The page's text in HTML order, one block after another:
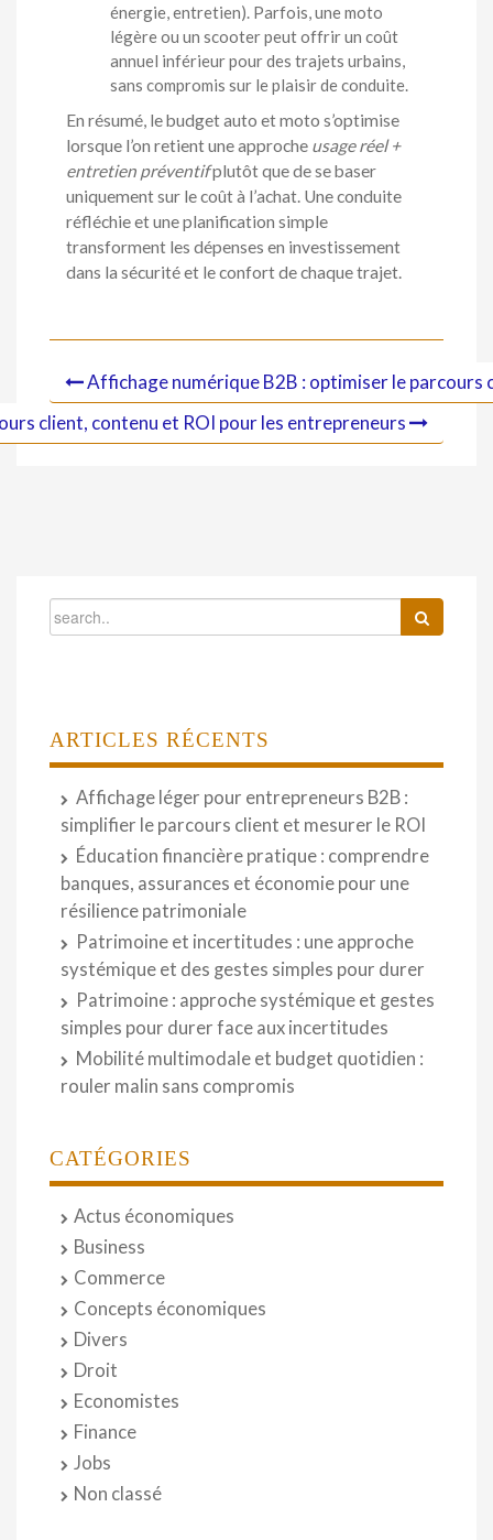
énergie, entretien). Parfois, une moto
légère ou un scooter peut offrir un coût
annuel inférieur pour des trajets urbains,
sans compromis sur le plaisir de conduite.
En résumé, le budget auto et moto s’optimise
lorsque l’on retient une approche usage réel +
entretien préventifplutôt que de se baser
uniquement sur le coût à l’achat. Une conduite
réfléchie et une planification simple
transforment les dépenses en investissement
dans la sécurité et le confort de chaque trajet.
Affichage numérique B2B : optimiser le parcours
client, contenu et ROI pour les entrepreneurs
ARTICLES RÉCENTS
Affichage léger pour entrepreneurs B2B :
simplifier le parcours client et mesurer le ROI
Éducation financière pratique : comprendre
banques, assurances et économie pour une
résilience patrimoniale
Patrimoine et incertitudes : une approche
systémique et des gestes simples pour durer
Patrimoine : approche systémique et gestes
simples pour durer face aux incertitudes
Mobilité multimodale et budget quotidien :
rouler malin sans compromis
CATÉGORIES
Actus économiques
Business
Commerce
Concepts économiques
Divers
Droit
Economistes
Finance
Jobs
Non classé